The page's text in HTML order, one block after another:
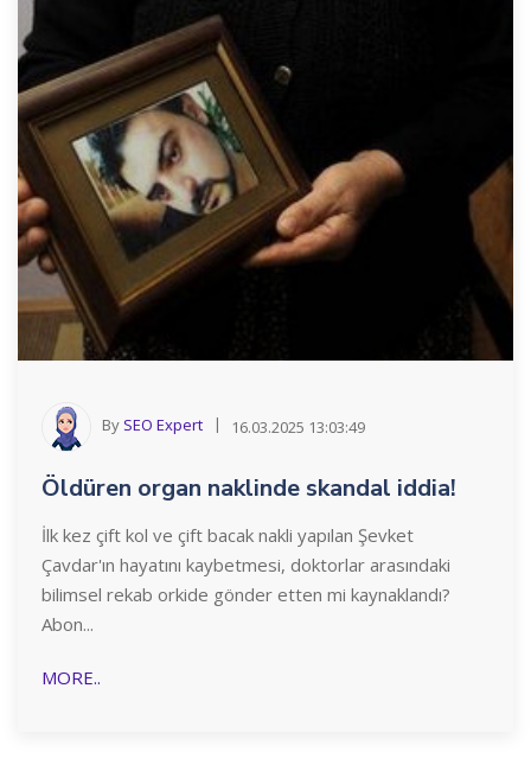
By SEO Expert 16.03.2025 13:03:49
Öldüren organ naklinde skandal iddia!
İlk kez çift kol ve çift bacak nakli yapılan Şevket
Çavdar'ın hayatını kaybetmesi, doktorlar arasındaki
bilimsel rekab orkide gönder etten mi kaynaklandı?
Abon...
MORE..